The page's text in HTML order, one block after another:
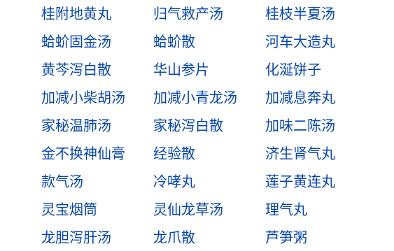
桂附地黄丸 归气救产汤
桂枝半夏汤
蛤蚧固金汤 蛤蚧散
河车大造丸
黄芩泻白散 华山参片
化涎饼子
加减小柴胡汤 加减小青龙汤
加减息奔丸
家秘温肺汤 家秘泻白散
加味二陈汤
金不换神仙膏 经验散
济生肾气丸
款气汤 冷哮丸
莲子黄连丸
灵宝烟筒 灵仙龙草汤
理气丸
龙胆泻肝汤 龙爪散
芦笋粥